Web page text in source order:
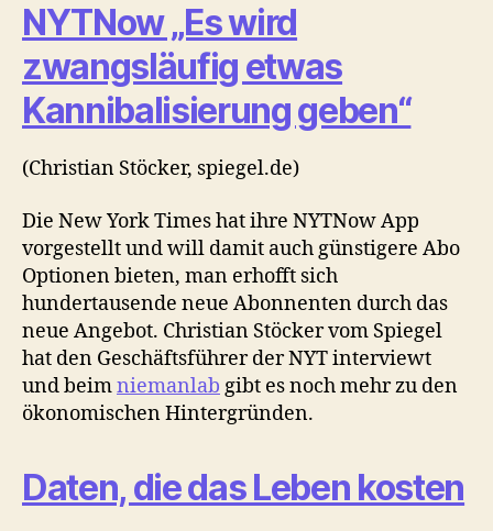
NYTNow „Es wird
zwangsläufig etwas
Kannibalisierung geben“
(Christian Stöcker, spiegel.de)
Die New York Times hat ihre NYTNow App
vorgestellt und will damit auch günstigere Abo
Optionen bieten, man erhofft sich
hundertausende neue Abonnenten durch das
neue Angebot. Christian Stöcker vom Spiegel
hat den Geschäftsführer der NYT interviewt
und beimniemanlab gibt es noch mehr zu den
ökonomischen Hintergründen.
Daten, die das Leben kosten